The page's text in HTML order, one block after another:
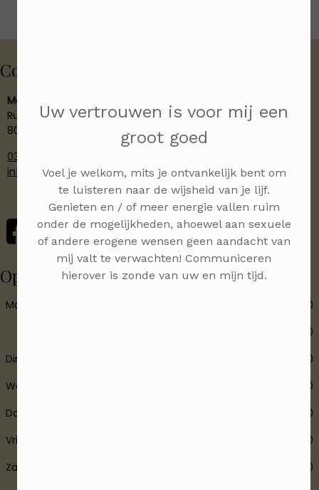
Contact
Massage zwolle
Rutbeek 15
8033BK Zwolle
038 8888803
info@massagesalonruud.nl
Openingstijden
Maandag
21:00
17:00
Dinsdag
21:00
Woensdag
15:00
Donderdag
21:00
Vrijdag
21:00
Zaterdag
17:00
Uw vertrouwen is voor mij een
groot goed
Voel je welkom, mits je ontvankelijk bent om
te luisteren naar de wijsheid van je lijf.
Genieten en / of meer energie vallen ruim
onder de mogelijkheden, ahoewel aan sexuele
of andere erogene wensen geen aandacht van
mij valt te verwachten! Communiceren
hierover is zonde van uw en mijn tijd.